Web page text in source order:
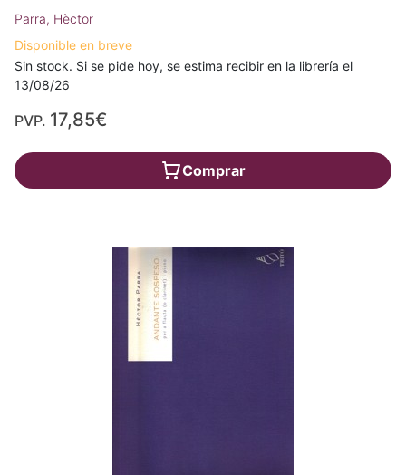
Parra, Hèctor
Disponible en breve
Sin stock. Si se pide hoy, se estima recibir en la librería el
13/08/26
PVP. 17,85€
Comprar